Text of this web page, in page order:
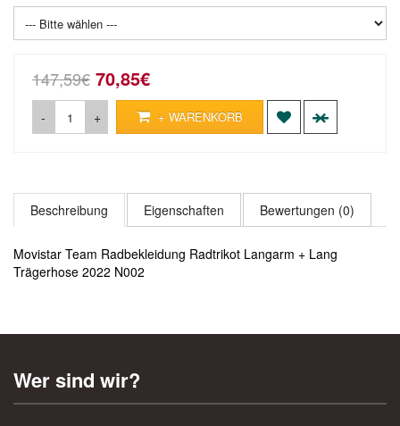
147,59€ 70,85€
- + + WARENKORB
Beschreibung Eigenschaften Bewertungen (0)
Movistar Team Radbekleidung Radtrikot Langarm + Lang
Trägerhose 2022 N002
Wer sind wir?